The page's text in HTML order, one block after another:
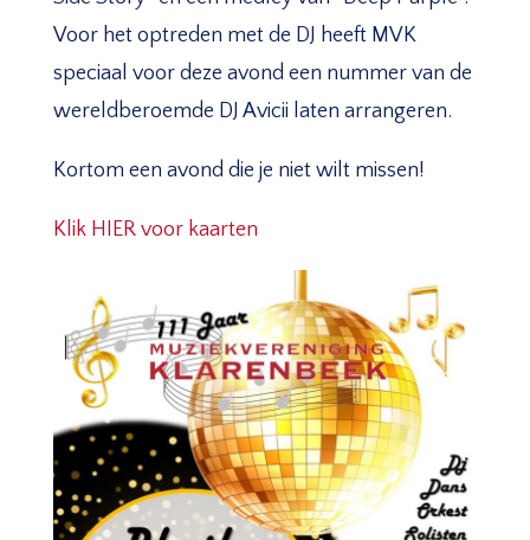
Voor het optreden met de DJ heeft MVK
speciaal voor deze avond een nummer van de
wereldberoemde DJ Avicii laten arrangeren.
Kortom een avond die je niet wilt missen!
Klik HIER voor kaarten